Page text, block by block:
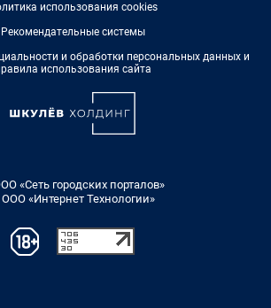
использования cookies
Рекомендательные системы
и обработки персональных данных и
использования сайта
«Сеть городских порталов»
«Интернет Технологии»